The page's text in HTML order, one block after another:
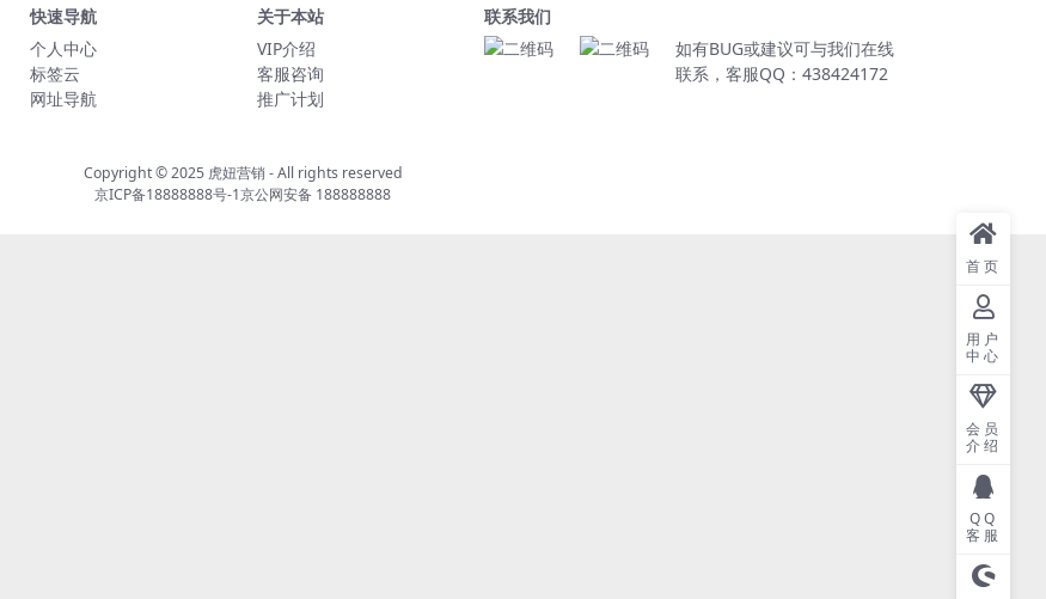
快速导航
个人中心
标签云
网址导航
关于本站
VIP介绍
客服咨询
推广计划
联系我们
如有BUG或建议可与我们在线
联系，客服QQ：438424172
Copyright © 2025 虎妞营销- All rights reserved
京ICP备18888888号-1京公网安备 188888888
首页
用户
中心
会员
介绍
QQ
客服